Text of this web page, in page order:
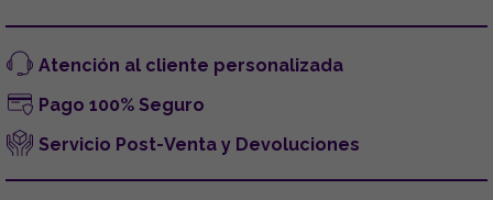
Atención al cliente personalizada
Pago 100% Seguro
Servicio Post-Venta y Devoluciones